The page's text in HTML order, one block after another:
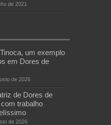
de 2021
um exemplo
em Dores de
de 2026
de Dores de
trabalho
de 2026